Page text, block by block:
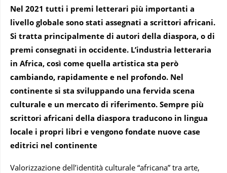
Nel 2021 tutti i premi letterari più importanti a
livello globale sono stati assegnati a scrittori africani.
Si tratta principalmente di autori della diaspora, o di
premi consegnati in occidente. L’industria letteraria
in Africa, così come quella artistica sta però
cambiando, rapidamente e nel profondo. Nel
continente si sta sviluppando una fervida scena
culturale e un mercato di riferimento. Sempre più
scrittori africani della diaspora traducono in lingua
locale i propri libri e vengono fondate nuove case
editrici nel continente
Valorizzazione dell’identità culturale “africana” tra arte,